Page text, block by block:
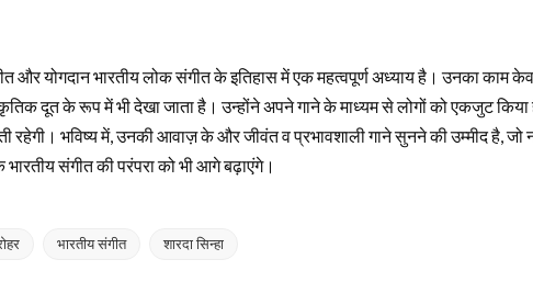
और योगदान भारतीय लोक संगीत के इतिहास में एक महत्वपूर्ण अध्याय है। उनका काम
दूत के रूप में भी देखा जाता है। उन्होंने अपने गाने के माध्यम से लोगों को एकजुट
रहेगी। भविष्य में, उनकी आवाज़ के और जीवंत व प्रभावशाली गाने सुनने की उम्मीद है, जो
संगीत की परंपरा को भी आगे बढ़ाएंगे।
भारतीय संगीत शारदा सिन्‍हा